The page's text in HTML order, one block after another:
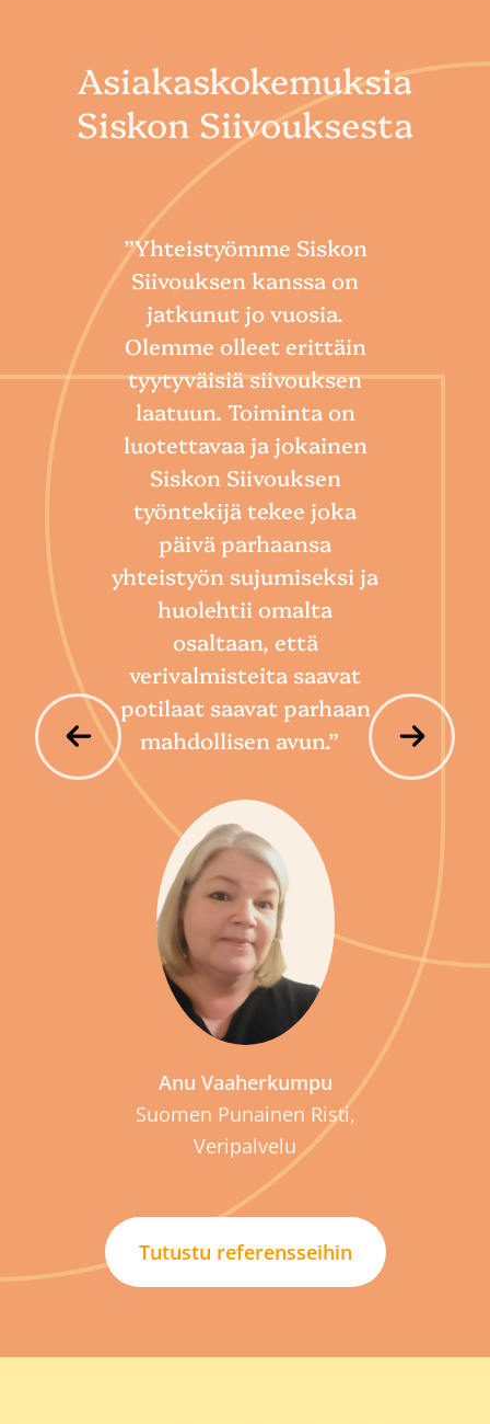
Asiakaskokemuksia
Siskon Siivouksesta
”Yhteistyömme Siskon
Siivouksen kanssa on
jatkunut jo vuosia.
Olemme olleet erittäin
tyytyväisiä siivouksen
laatuun. Toiminta on
luotettavaa ja jokainen
Siskon Siivouksen
työntekijä tekee joka
päivä parhaansa
yhteistyön sujumiseksi ja
huolehtii omalta
osaltaan, että
verivalmisteita saavat
potilaat saavat parhaan
mahdollisen avun.”
Anu Vaaherkumpu
Suomen Punainen Risti,
Veripalvelu
Tutustu referensseihin